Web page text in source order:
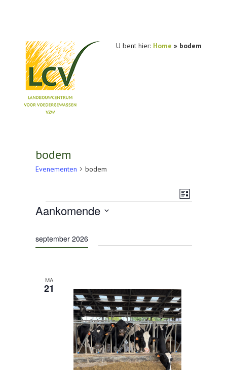
U bent hier: Home » bodem
AGENDA
CONTACT
bodem
Evenementen bodem
Lijst
Evenementen
Aankomende
datum.
september 2026
MA
21